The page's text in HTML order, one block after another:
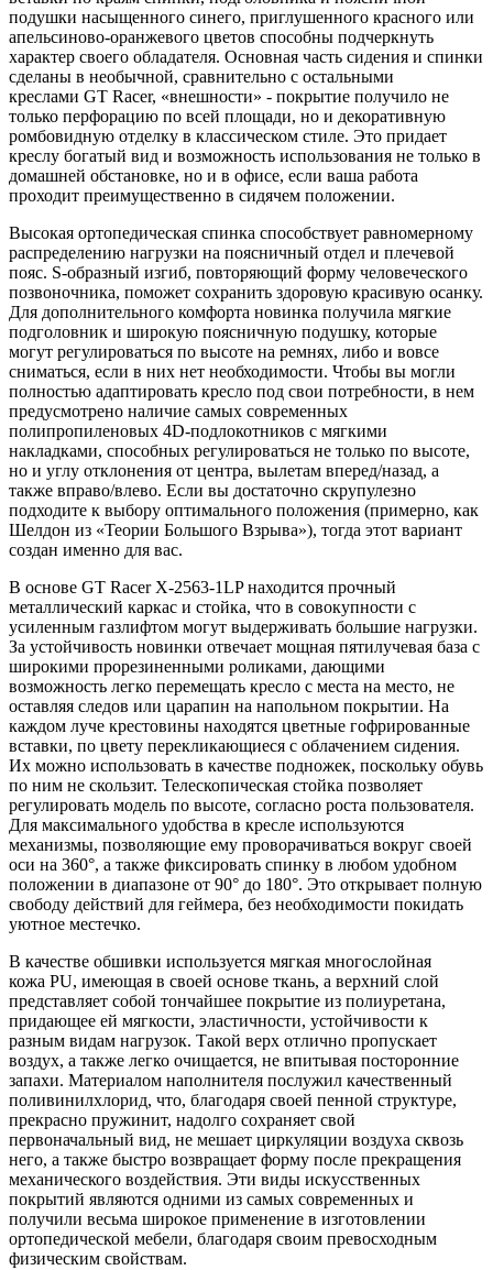
подушки насыщенного синего, приглушенного красного или
апельсиново-оранжевого цветов способны подчеркнуть
характер своего обладателя. Основная часть сидения и спинки
сделаны в необычной, сравнительно с остальными
креслами GT Racer, «внешности» - покрытие получило не
только перфорацию по всей площади, но и декоративную
ромбовидную отделку в классическом стиле. Это придает
креслу богатый вид и возможность использования не только в
домашней обстановке, но и в офисе, если ваша работа
проходит преимущественно в сидячем положении.
Высокая ортопедическая спинка способствует равномерному
распределению нагрузки на поясничный отдел и плечевой
пояс. S-образный изгиб, повторяющий форму человеческого
позвоночника, поможет сохранить здоровую красивую осанку.
Для дополнительного комфорта новинка получила мягкие
подголовник и широкую поясничную подушку, которые
могут регулироваться по высоте на ремнях, либо и вовсе
сниматься, если в них нет необходимости. Чтобы вы могли
полностью адаптировать кресло под свои потребности, в нем
предусмотрено наличие самых современных
полипропиленовых 4D-подлокотников с мягкими
накладками, способных регулироваться не только по высоте,
но и углу отклонения от центра, вылетам вперед/назад, а
также вправо/влево. Если вы достаточно скрупулезно
подходите к выбору оптимального положения (примерно, как
Шелдон из «Теории Большого Взрыва»), тогда этот вариант
создан именно для вас.
В основе GT Racer X-2563-1LP находится прочный
металлический каркас и стойка, что в совокупности с
усиленным газлифтом могут выдерживать большие нагрузки.
За устойчивость новинки отвечает мощная пятилучевая база с
широкими прорезиненными роликами, дающими
возможность легко перемещать кресло с места на место, не
оставляя следов или царапин на напольном покрытии. На
каждом луче крестовины находятся цветные гофрированные
вставки, по цвету перекликающиеся с облачением сидения.
Их можно использовать в качестве подножек, поскольку обувь
по ним не скользит. Телескопическая стойка позволяет
регулировать модель по высоте, согласно роста пользователя.
Для максимального удобства в кресле используются
механизмы, позволяющие ему проворачиваться вокруг своей
оси на 360°, а также фиксировать спинку в любом удобном
положении в диапазоне от 90° до 180°. Это открывает полную
свободу действий для геймера, без необходимости покидать
уютное местечко.
В качестве обшивки используется мягкая многослойная
кожа PU, имеющая в своей основе ткань, а верхний слой
представляет собой тончайшее покрытие из полиуретана,
придающее ей мягкости, эластичности, устойчивости к
разным видам нагрузок. Такой верх отлично пропускает
воздух, а также легко очищается, не впитывая посторонние
запахи. Материалом наполнителя послужил качественный
поливинилхлорид, что, благодаря своей пенной структуре,
прекрасно пружинит, надолго сохраняет свой
первоначальный вид, не мешает циркуляции воздуха сквозь
него, а также быстро возвращает форму после прекращения
механического воздействия. Эти виды искусственных
покрытий являются одними из самых современных и
получили весьма широкое применение в изготовлении
ортопедической мебели, благодаря своим превосходным
физическим свойствам.